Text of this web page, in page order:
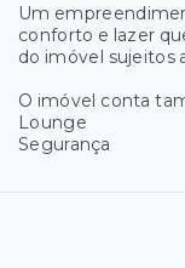
Um
conforto e lazer
do imóvel sujeitos
O imóvel conta
Lounge
Segurança